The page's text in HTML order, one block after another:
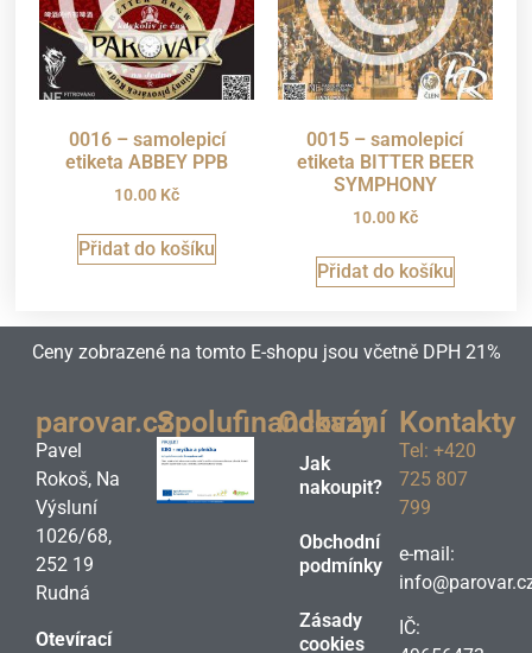
0016 – samolepicí
etiketa ABBEY PPB
10.00 Kč
Přidat do košíku
0015 – samolepicí
etiketa BITTER BEER
SYMPHONY
10.00 Kč
Přidat do košíku
Ceny zobrazené na tomto E-shopu jsou včetně DPH 21%
parovar.cz
Pavel
Rokoš, Na
Výsluní
1026/68,
252 19
Rudná
Otevírací
Spolufinancování
Odkazy
Jak
nakoupit?
Obchodní
podmínky
Zásady
cookies
Kontakty
Tel: +420
725 807
799
e-mail:
IČ: